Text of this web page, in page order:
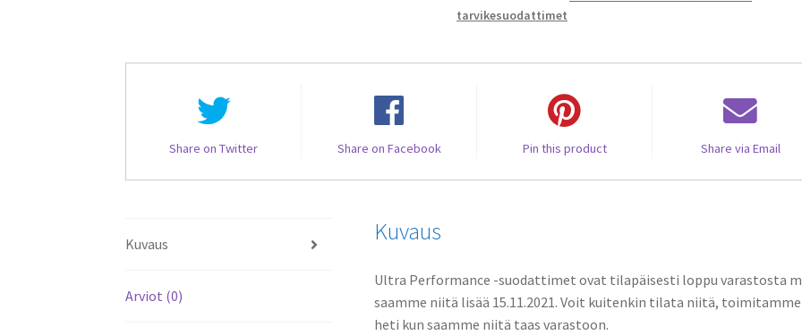
tarvikesuodattimet
Share on Twitter Share on Facebook Pin this product Share via Email
Kuvaus
Arviot (0)
Kuvaus
Ultra Performance -suodattimet ovat tilapäisesti loppu varastosta
saamme niitä lisää 15.11.2021. Voit kuitenkin tilata niitä,
heti kun saamme niitä taas varastoon.